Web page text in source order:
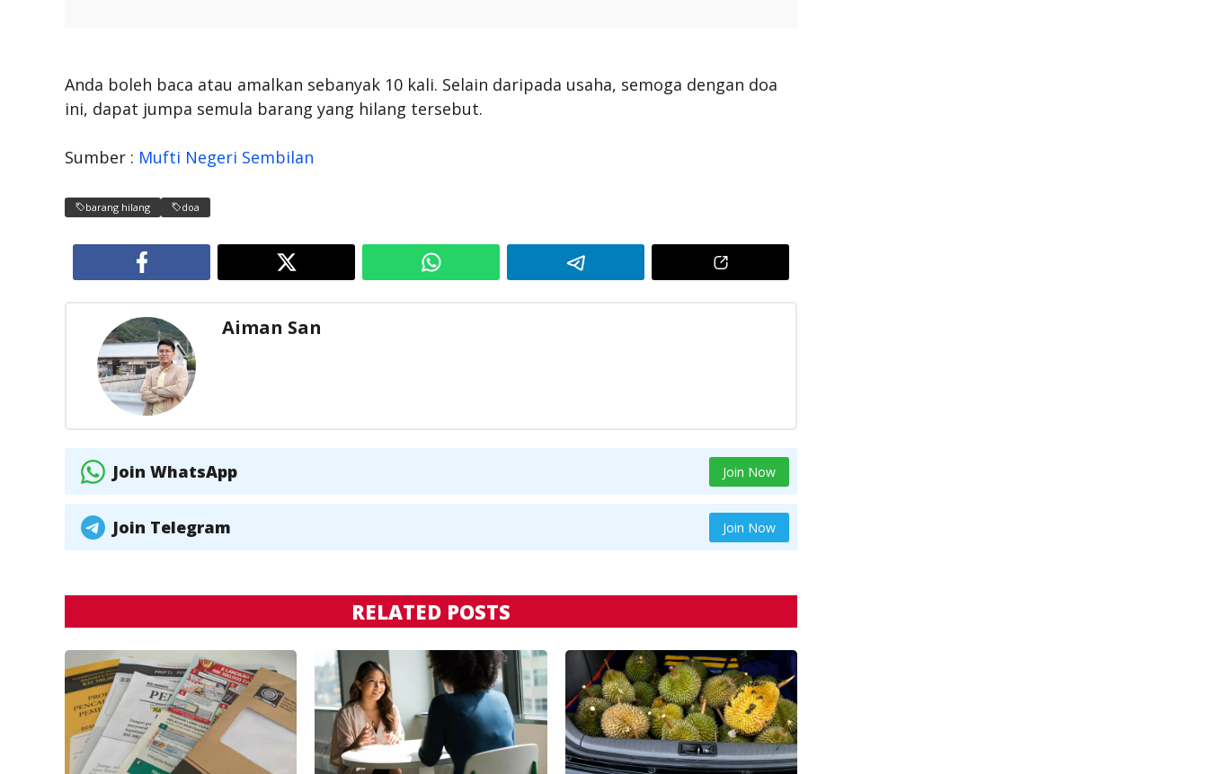
Anda boleh baca atau amalkan sebanyak 10 kali. Selain daripada usaha, semoga dengan doa
ini, dapat jumpa semula barang yang hilang tersebut.
Sumber : Mufti Negeri Sembilan
barang hilang doa
Aiman San
Join WhatsApp Join Now
Join Telegram Join Now
RELATED POSTS